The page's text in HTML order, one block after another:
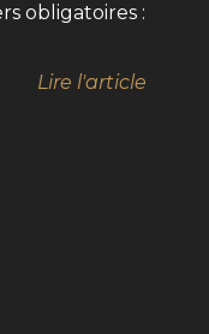
obligatoires :
Lire l'article